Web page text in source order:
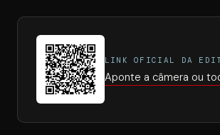
LINK OFICIAL DA
Aponte a câmera ou